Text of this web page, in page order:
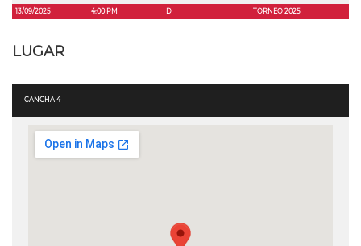
13/09/2025
4:00 PM D TORNEO 2025
LUGAR
CANCHA 4